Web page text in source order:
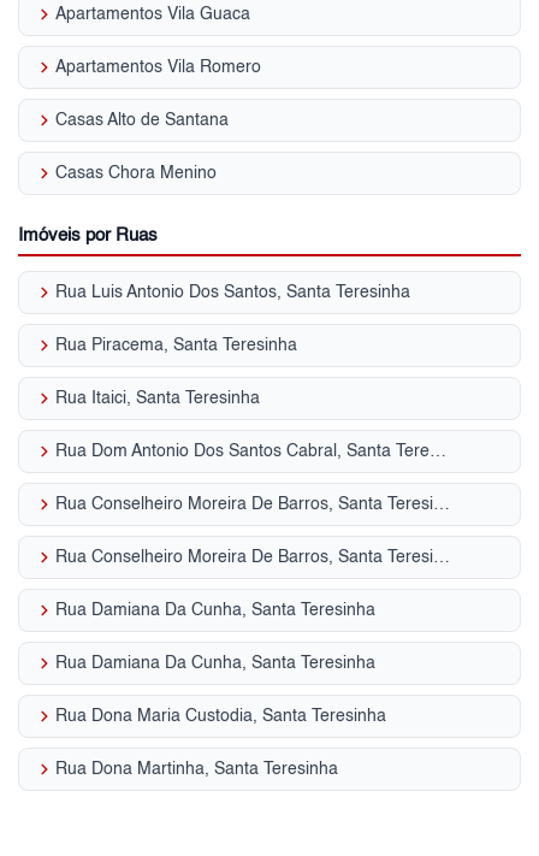
keyboard_arrow_right Apartamentos Vila Guaca
keyboard_arrow_right Apartamentos Vila Romero
keyboard_arrow_right Casas Alto de Santana
keyboard_arrow_right Casas Chora Menino
Imóveis por Ruas
keyboard_arrow_right Rua Luis Antonio Dos Santos, Santa Teresinha
keyboard_arrow_right Rua Piracema, Santa Teresinha
keyboard_arrow_right Rua Itaici, Santa Teresinha
keyboard_arrow_right Rua Dom Antonio Dos Santos Cabral, Santa Teresinha
keyboard_arrow_right Rua Conselheiro Moreira De Barros, Santa Teresinha
keyboard_arrow_right Rua Conselheiro Moreira De Barros, Santa Teresinha
keyboard_arrow_right Rua Damiana Da Cunha, Santa Teresinha
keyboard_arrow_right Rua Damiana Da Cunha, Santa Teresinha
keyboard_arrow_right Rua Dona Maria Custodia, Santa Teresinha
keyboard_arrow_right Rua Dona Martinha, Santa Teresinha